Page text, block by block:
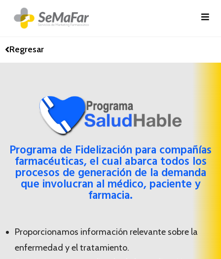
Regresar
Programa de Fidelización para compañías
farmacéuticas, el cual abarca todos los
procesos de generación de la demanda
que involucran al médico, paciente y
farmacia.
Proporcionamos información relevante sobre la
enfermedad y el tratamiento.